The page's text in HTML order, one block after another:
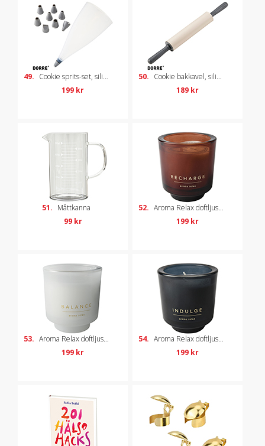
49. Cookie sprits-set, silikon
199 kr
50. Cookie bakkavel, silikon
189 kr
51. Måttkanna
99 kr
52. Aroma Relax doftljus – Recharge, amber
199 kr
53. Aroma Relax doftljus – Balance, vit
199 kr
54. Aroma Relax doftljus – Indulge, svart
199 kr